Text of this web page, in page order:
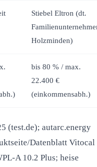
Stiebel Eltron (dt.
Holzminden)
bis 80 % / max.
22.400 €
(einkommensabh.)
(test.de); autarc.energy
Datenblatt Vitocal
A 10.2 Plus; heise